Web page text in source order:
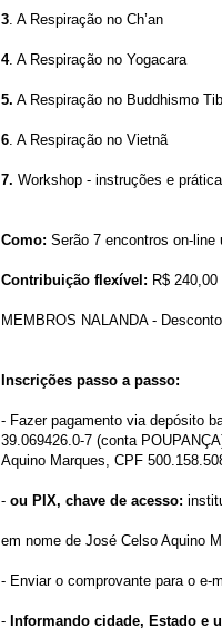
3 . A Respiração no Ch’an
4. A Respiração no Yogacara
5. A Respiração no Buddhismo
6 . A Respiração no Vietnã
7. Workshop - instruções e
Como: Serão 7 encontros on-line
Contribuição flexível: R$
MEMBROS NALANDA -
Inscrições passo a passo:
- Fazer pagamento via depósito
39.069426.0-7 (conta
Aquino Marques, CPF
- ou PIX, chave de acesso:
em nome de José Celso Aquino
- Enviar o comprovante para o e-
- Informando cidade, Estado e